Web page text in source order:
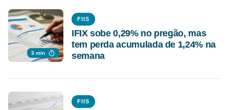
3 min
FIIS
IFIX sobe 0,29% no pregão, mas
tem perda acumulada de 1,24% na
semana
FIIS